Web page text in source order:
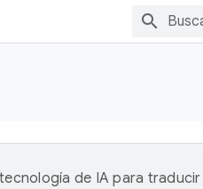
de IA para traducir